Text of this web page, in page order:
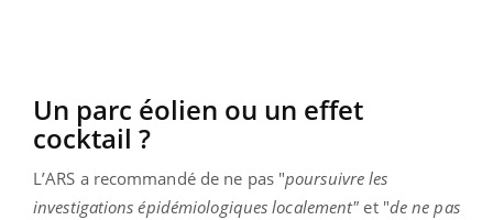
Un parc éolien ou un effet
cocktail ?
L’ARS a recommandé de ne pas "poursuivre les
investigations épidémiologiques localement" et "de ne pas